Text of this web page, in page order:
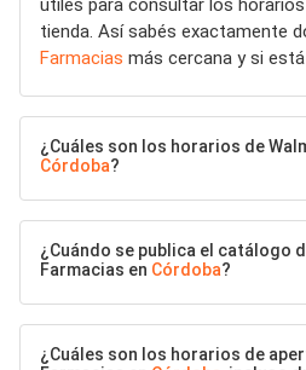
útiles para consultar los
tienda. Así sabés exactamente
Farmacias más cercana y si
¿Cuáles son los horarios de
Córdoba?
¿Cuándo se publica el catálogo
Farmacias en Córdoba?
¿Cuáles son los horarios de